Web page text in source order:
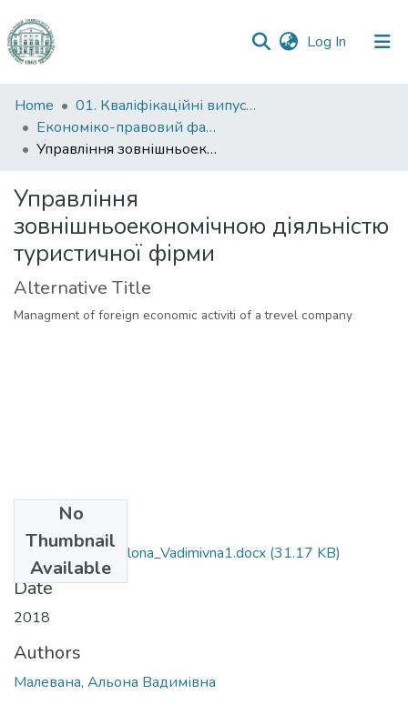
Log In (current)
Communities
&
Collections
Statistics
Home
01. Кваліфікаційні випускні роботи здобувачів вищої освіти
Економіко-правовий факультет
Управління зовнішньоекономічною діяльністю туристичної фірми
Управління
зовнішньоекономічною діяльністю
туристичної фірми
Alternative Title
Managment of foreign economic activiti of a trevel company
No
Thumbnail
Available
073_Malevana_Alona_Vadimivna1.docx (31.17 KB)
Date
2018
Authors
Малевана, Альона Вадимівна